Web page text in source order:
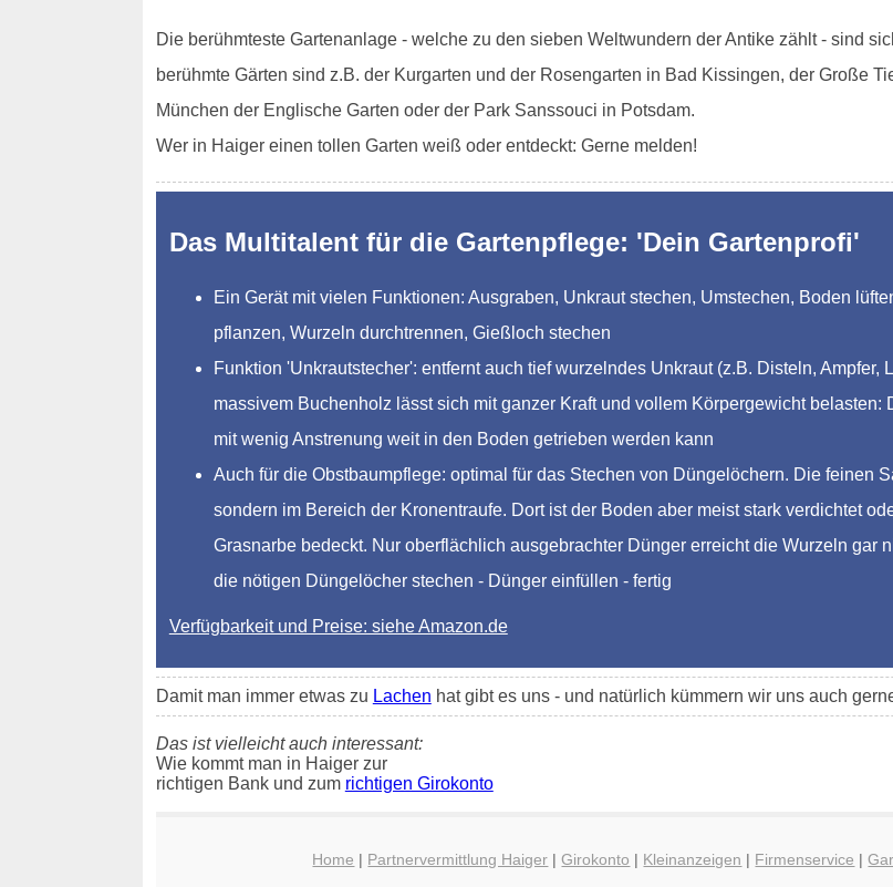
Die berühmteste Gartenanlage - welche zu den sieben Weltwundern der Antike zählt - sind
berühmte Gärten sind z.B. der Kurgarten und der Rosengarten in Bad Kissingen, der Große
München der Englische Garten oder der Park Sanssouci in Potsdam.
Wer in Haiger einen tollen Garten weiß oder entdeckt: Gerne melden!
Das Multitalent für die Gartenpflege: 'Dein Gartenprofi'
Ein Gerät mit vielen Funktionen: Ausgraben, Unkraut stechen, Umstechen, Boden
pflanzen, Wurzeln durchtrennen, Gießloch stechen
Funktion 'Unkrautstecher': entfernt auch tief wurzelndes Unkraut (z.B. Disteln,
massivem Buchenholz lässt sich mit ganzer Kraft und vollem Körpergewicht
mit wenig Anstrenung weit in den Boden getrieben werden kann
Auch für die Obstbaumpflege: optimal für das Stechen von Düngelöchern. Die feinen
sondern im Bereich der Kronentraufe. Dort ist der Boden aber meist stark verdichtet
Grasnarbe bedeckt. Nur oberflächlich ausgebrachter Dünger erreicht die Wurzeln gar
die nötigen Düngelöcher stechen - Dünger einfüllen - fertig
Verfügbarkeit und Preise: siehe Amazon.de
Damit man immer etwas zu Lachen hat gibt es uns - und natürlich kümmern wir uns auch
Das ist vielleicht auch interessant:
Wie kommt man in Haiger zur
richtigen Bank und zum richtigen Girokonto
Home | Partnervermittlung Haiger |Girokonto | Kleinanzeigen | Firmenservice |